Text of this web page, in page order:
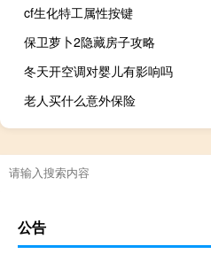
cf生化特工属性按键
保卫萝卜2隐藏房子攻略
冬天开空调对婴儿有影响吗
老人买什么意外保险
公告